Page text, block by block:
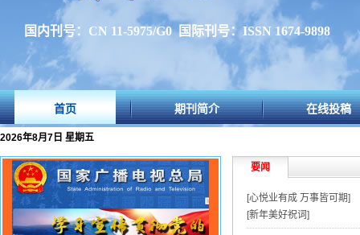
国内刊号：CN 11-5975/G0 国际刊号：ISSN 1674-9898
首页 期刊简介 在线投稿
2026年8月7日 星期五
要闻
[心悦业有成 万事皆可期]
[新年美好祝词]